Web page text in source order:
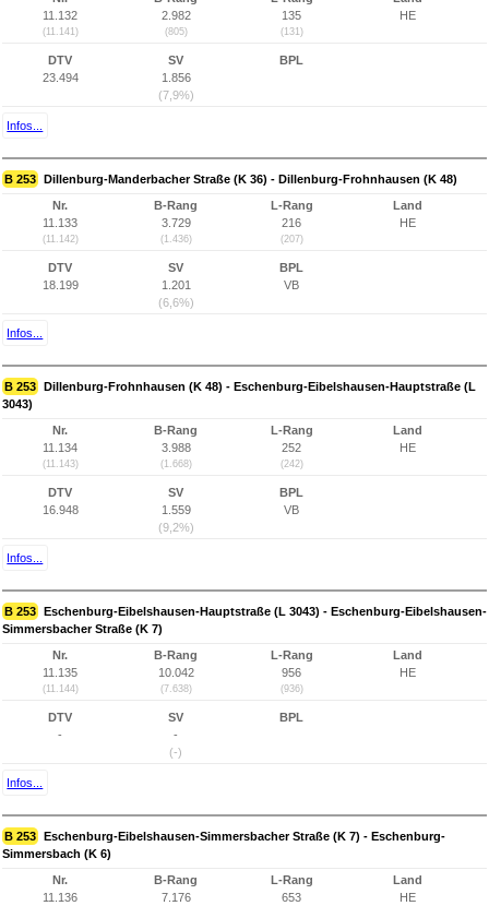
11.132
(11.141)
2.982
(805)
135
(131)
HE
DTV
23.494
SV
1.856
(7,9%)
BPL
Infos...
B 253 Dillenburg-Manderbacher Straße (K 36) - Dillenburg-Frohnhausen (K 48)
Nr.
11.133
(11.142)
B-Rang
3.729
(1.436)
L-Rang
216
(207)
Land
HE
DTV
18.199
SV
1.201
(6,6%)
BPL
VB
Infos...
B 253 Dillenburg-Frohnhausen (K 48) - Eschenburg-Eibelshausen-Hauptstraße (L
3043)
Nr.
11.134
(11.143)
B-Rang
3.988
(1.668)
L-Rang
252
(242)
Land
HE
DTV
16.948
SV
1.559
(9,2%)
BPL
VB
Infos...
B 253 Eschenburg-Eibelshausen-Hauptstraße (L 3043) - Eschenburg-Eibelshausen-
Simmersbacher Straße (K 7)
Nr.
11.135
(11.144)
B-Rang
10.042
(7.638)
L-Rang
956
(936)
Land
HE
DTV
-
SV
-
(-)
BPL
Infos...
B 253 Eschenburg-Eibelshausen-Simmersbacher Straße (K 7) - Eschenburg-
Simmersbach (K 6)
Nr.
11.136
B-Rang
7.176
L-Rang
653
Land
HE